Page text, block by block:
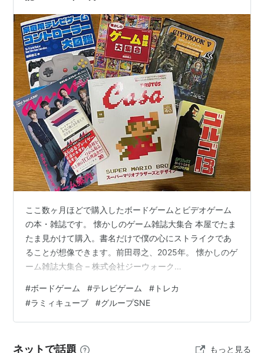
北沢慶
笠井道子
江川晃
柘植めぐみ
黒田和人
杉浦武夫
川人忠明
秋田みやび
刈谷圭司
三田誠
森本有美
大塚衛門
小川楽喜
秋口ぎぐる
篠谷志乃
田中公侍
中山宏太
ここ数ヶ月ほどで購入したボードゲームとビデオゲーム
の本・雑誌です。 懐かしのゲーム雑誌大集合 本屋でたま
たま見かけて購入。書名だけで僕の心にストライクであ
ることが想像できます。前田尋之、2025年。 懐かしのゲ
ーム雑誌大集合 – 株式会社ジーウォーク
%8B%E3%81%97%E3%81%AE%E3%82%B2%E3%83%B
C%E3%83%A0%E9%9B%91%E8%AA%8C%E5%A4%A7
%E9%9B%86%E5%90%88/ 懐かしのゲーム雑誌大集合
#ボードゲーム #テレビゲーム # トレカ
#ラミィキューブ #グループSNE
ネットで話題 もっと見る